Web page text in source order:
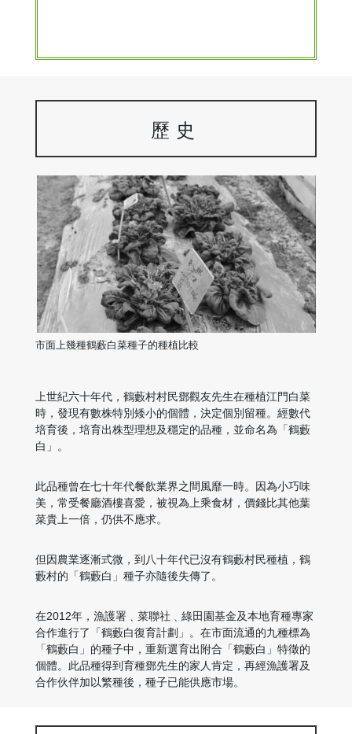
歷史
市面上幾種鶴藪白菜種子的種植比較
上世紀六十年代，鶴藪村村民鄧觀友先生在種植江門白菜
時，發現有數株特別矮小的個體，決定個別留種。經數代
培育後，培育出株型理想及穩定的品種，並命名為「鶴藪
白」。
此品種曾在七十年代餐飲業界之間風靡一時。因為小巧味
美，常受餐廳酒樓喜愛，被視為上乘食材，價錢比其他葉
菜貴上一倍，仍供不應求。
但因農業逐漸式微，到八十年代已沒有鶴藪村民種植，鶴
藪村的「鶴藪白」種子亦隨後失傳了。
在2012年，漁護署﹑菜聯社﹑綠田園基金及本地育種專家
合作進行了「鶴藪白復育計劃」。在市面流通的九種標為
「鶴藪白」的種子中，重新選育出附合「鶴藪白」特徵的
個體。此品種得到育種鄧先生的家人肯定，再經漁護署及
合作伙伴加以繁種後，種子已能供應市場。